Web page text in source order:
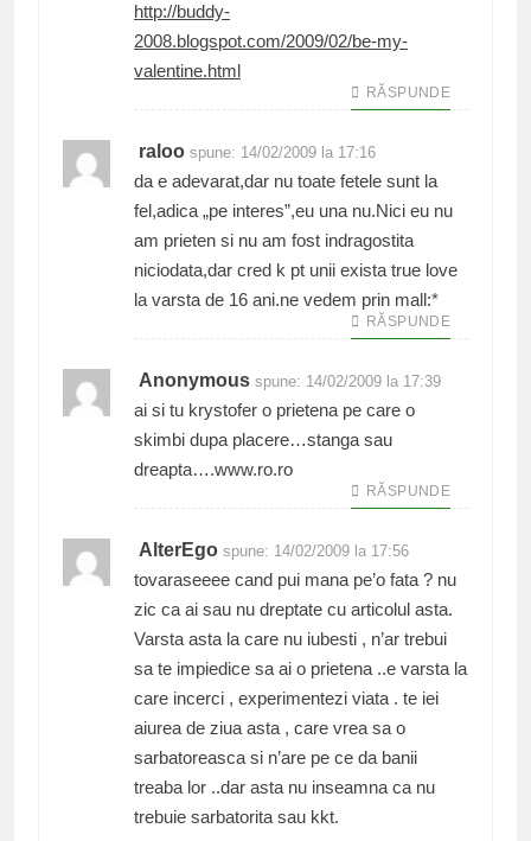
http://buddy-
2008.blogspot.com/2009/02/be-my-
valentine.html
RĂSPUNDE
raloo spune: 14/02/2009 la 17:16
da e adevarat,dar nu toate fetele sunt la
fel,adica „pe interes”,eu una nu.Nici eu nu
am prieten si nu am fost indragostita
niciodata,dar cred k pt unii exista true love
la varsta de 16 ani.ne vedem prin mall:*
RĂSPUNDE
Anonymous spune: 14/02/2009 la 17:39
ai si tu krystofer o prietena pe care o
skimbi dupa placere…stanga sau
dreapta….www.ro.ro
RĂSPUNDE
AlterEgo spune: 14/02/2009 la 17:56
tovaraseeee cand pui mana pe’o fata ? nu
zic ca ai sau nu dreptate cu articolul asta.
Varsta asta la care nu iubesti , n’ar trebui
sa te impiedice sa ai o prietena ..e varsta la
care incerci , experimentezi viata . te iei
aiurea de ziua asta , care vrea sa o
sarbatoreasca si n’are pe ce da banii
treaba lor ..dar asta nu inseamna ca nu
trebuie sarbatorita sau kkt.